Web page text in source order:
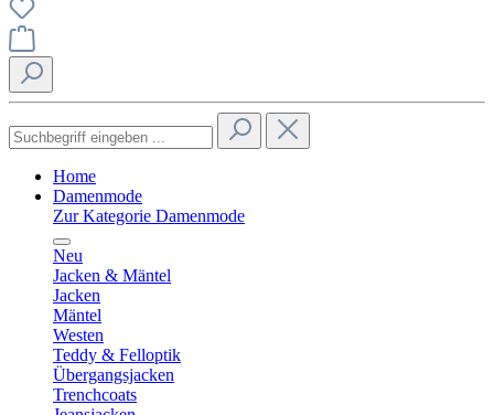
Home
Damenmode
Zur Kategorie Damenmode
Neu
Jacken & Mäntel
Jacken
Mäntel
Westen
Teddy & Felloptik
Übergangsjacken
Trenchcoats